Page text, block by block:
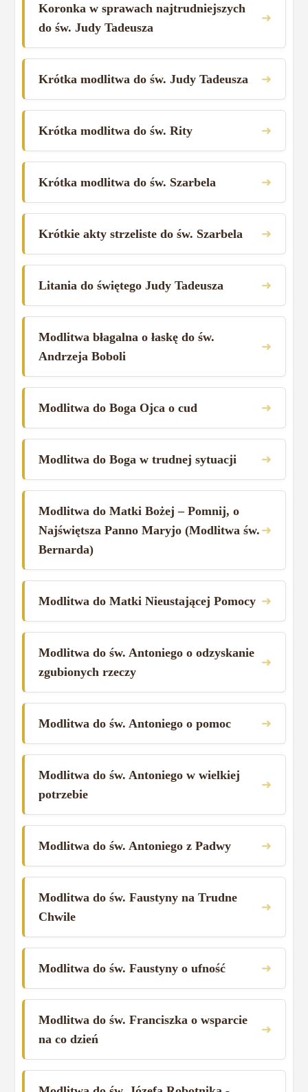
Koronka w sprawach najtrudniejszych
do św. Judy Tadeusza
➜
Krótka modlitwa do św. Judy Tadeusza ➜
Krótka modlitwa do św. Rity ➜
Krótka modlitwa do św. Szarbela ➜
Krótkie akty strzeliste do św. Szarbela ➜
Litania do świętego Judy Tadeusza ➜
Modlitwa błagalna o łaskę do św.
Andrzeja Boboli
➜
Modlitwa do Boga Ojca o cud ➜
Modlitwa do Boga w trudnej sytuacji ➜
Modlitwa do Matki Bożej – Pomnij, o
Najświętsza Panno Maryjo (Modlitwa św.
Bernarda)
➜
Modlitwa do Matki Nieustającej Pomocy ➜
Modlitwa do św. Antoniego o odzyskanie
zgubionych rzeczy
➜
Modlitwa do św. Antoniego o pomoc ➜
Modlitwa do św. Antoniego w wielkiej
potrzebie
➜
Modlitwa do św. Antoniego z Padwy ➜
Modlitwa do św. Faustyny na Trudne
Chwile
➜
Modlitwa do św. Faustyny o ufność ➜
Modlitwa do św. Franciszka o wsparcie
na co dzień
➜